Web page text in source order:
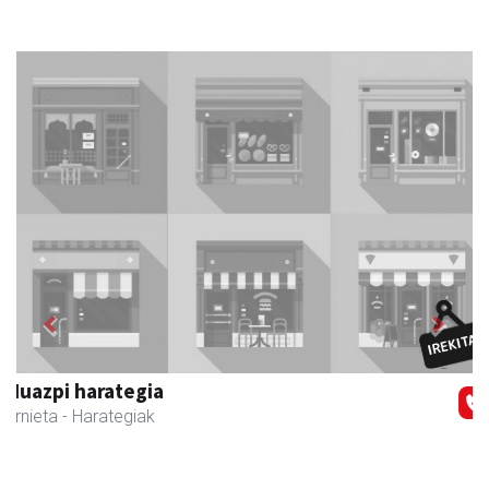
Urnietako Udala
Urnieta - Udaletxeak
Previous Next